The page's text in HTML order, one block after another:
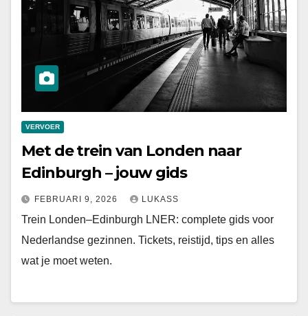
VERVOER
Met de trein van Londen naar
Edinburgh – jouw gids
FEBRUARI 9, 2026 LUKASS
Trein Londen–Edinburgh LNER: complete gids voor
Nederlandse gezinnen. Tickets, reistijd, tips en alles
wat je moet weten.